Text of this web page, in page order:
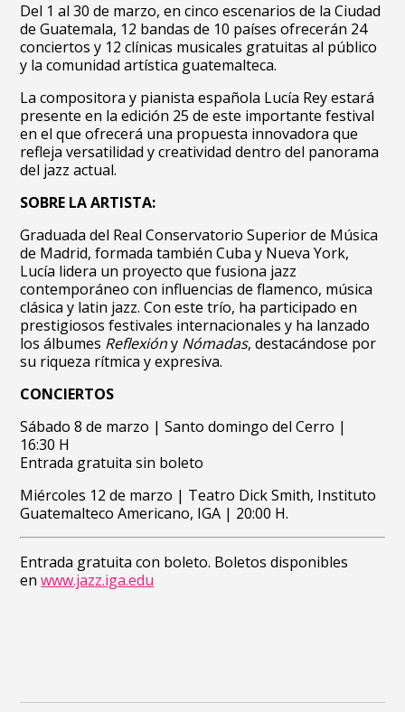
Del 1 al 30 de marzo, en cinco escenarios de la Ciudad
de Guatemala, 12 bandas de 10 países ofrecerán 24
conciertos y 12 clínicas musicales gratuitas al público
y la comunidad artística guatemalteca.
La compositora y pianista española Lucía Rey estará
presente en la edición 25 de este importante festival
en el que ofrecerá una propuesta innovadora que
refleja versatilidad y creatividad dentro del panorama
del jazz actual.
SOBRE LA ARTISTA:
Graduada del Real Conservatorio Superior de Música
de Madrid, formada también Cuba y Nueva York,
Lucía lidera un proyecto que fusiona jazz
contemporáneo con influencias de flamenco, música
clásica y latin jazz. Con este trío, ha participado en
prestigiosos festivales internacionales y ha lanzado
los álbumes Reflexióny Nómadas, destacándose por
su riqueza rítmica y expresiva.
CONCIERTOS
Sábado 8 de marzo | Santo domingo del Cerro |
16:30 H
Entrada gratuita sin boleto
Miércoles 12 de marzo | Teatro Dick Smith, Instituto
Guatemalteco Americano, IGA | 20:00 H.
Entrada gratuita con boleto. Boletos disponibles
enwww.jazz.iga.edu